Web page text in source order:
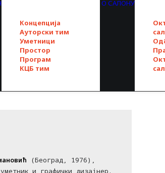
Концепција
Ауторски тим
Уметници
Простор
Програм
КЦБ тим
О САЛОНУ
(Београд, 1976),
и графички дизајнер.